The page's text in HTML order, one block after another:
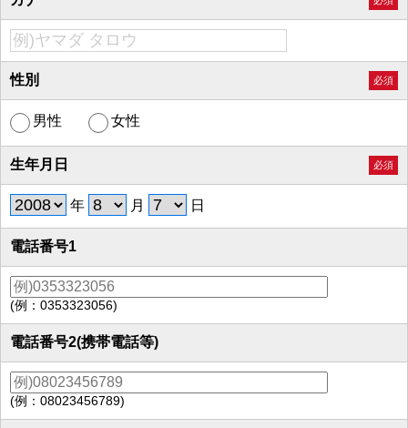
性別 必須
男性 女性
生年月日 必須
年 月 日
電話番号1
(例：0353323056)
電話番号2(携帯電話等)
(例：08023456789)